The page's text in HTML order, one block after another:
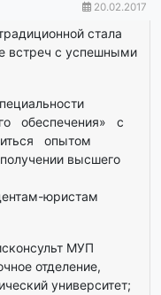
20.02.2017
стала
встреч с успешными
обеспечения» с
опытом
высшего
юристам
МУП
отделение,
университет;